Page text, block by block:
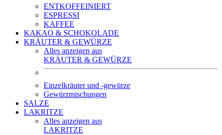
ENTKOFFEINIERT
ESPRESSI
KAFFEE
KAKAO & SCHOKOLADE
KRÄUTER & GEWÜRZE
Alles anzeigen aus
KRÄUTER & GEWÜRZE
Einzelkräuter und -gewürze
Gewürzmischungen
SALZE
LAKRITZE
Alles anzeigen aus
LAKRITZE